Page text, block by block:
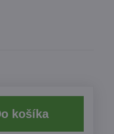
Do košíka